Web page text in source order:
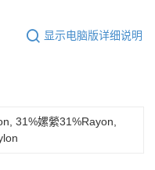
显示电脑版详细说明
31%嫘縈31%Rayon,